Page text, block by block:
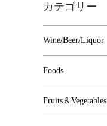
カテゴリー
Wine/Beer/Liquor
Foods
Fruits＆Vegetables